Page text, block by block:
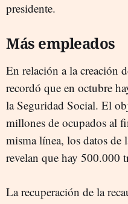
presidente.
Más empleados
En relación a la creación
recordó que en octubre
la Seguridad Social. El
millones de ocupados al
misma línea, los datos de
revelan que hay 500.000
La recuperación de la